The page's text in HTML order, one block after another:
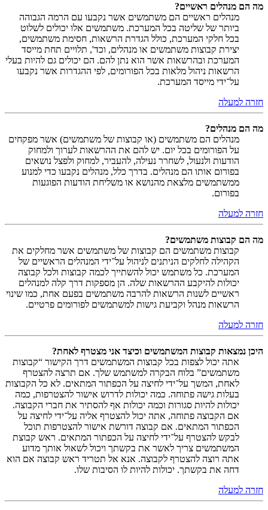
מה הם מנהלים ראשיים?
מנהלים ראשיים הם משתמשים אשר נקבעו עם הרמה הגבוהה
ביותר של שליטה בכל המערכת. משתמשים אלו יכולים לשלוט
בכל חלקי המערכת, כולל הגדרת הרשאות, חסימת משתמשים,
יצירת קבוצות משתמשים או מנהלים, וכד', תלויים תחת מייסד
המערכת ובהרשאות אשר הוא נתן להם. הם יכולים גם להיות בעלי
הרשאות ניהול מלאות בכל הפורומים, לפי ההגדרות אשר נקבעו
על־ידי מייסד המערכת.
חזרה למעלה
מה הם מנהלים?
מנהלים הם משתמשים (או קבוצות של משתמשים) אשר מפקחים
על הפורומים בכל יום. יש להם את ההרשאות לערוך ולמחוק
הודעות ולנעול, לשחרר נעילה, להעביר, למחוק ולפצל נושאים
בפורום אותו הם מנהלים. בדרך כלל, מנהלים נקבעו כדי למנוע
ממשתמשים מלצאת מהנושא או משליחת הודעות הפוגעות
בפורום.
חזרה למעלה
מה הם קבוצות משתמשים?
קבוצות משתמשים הם קבוצות של משתמשים אשר מחלקים את
הקהילה לחלקים הניתנים לניהול על־ידי המנהלים הראשיים של
המערכת. כל משתמש יכול להשתייך לכמה קבוצות ולכל קבוצה
יכולות להיקבע ההרשאות שלה. הן מספקות דרך קלה למנהלים
ראשיים לשנות הרשאות להרבה משתמשים בפעם אחת, כמו שינוי
הרשאות מנהל וקביעת גישות למשתמשים לפורומים פרטיים.
חזרה למעלה
היכן נמצאות קבוצות המשתמשים וכיצד אני מצטרף לאחת?
אתה יכול לצפות בכל קבוצות המשתמשים דרך הקישור “קבוצות
משתמשים” בלוח הבקרה למשתמש שלך. אם תרצה להצטרף
לאחת, המשך על־ידי לחיצה על הכפתור המתאים. לא כל הקבוצות
בעלות גישה פתוחה. כמה יכולות לדרוש אישור להצטרפות, כמה
יכולות להיות סגורות וכמה יכולות אף להסתיר את חברי הקבוצה.
אם הקבוצה פתוחה, אתה יכול להצטרף אליה על־ידי לחיצה על
הכפתור המתאים. אם קבוצה דורשת אישור להצטרפות תוכל
לבקש להצטרף על־ידי לחיצה על הכפתור המתאים. ראש קבוצת
המשתמשים צריך לאשר את בקשתך ויכול לשאול אותך מדוע
אתה רוצה להצטרף לקבוצה. אנא אל תטריד ראש קבוצה אם הוא
דחה את בקשתך. יכולות להיות לו הסיבות שלו.
חזרה למעלה